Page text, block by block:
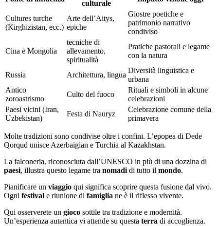
culturale
Cultures turche
(Kirghizistan, ecc.)
Arte dell’Aitys,
epiche
Giostre poetiche e
patrimonio narrativo
condiviso
Cina e Mongolia
tecniche di
allevamento,
spiritualità
Pratiche pastorali e legame
con la natura
Russia Architettura, lingua
Diversità linguistica e
urbana
Antico
zoroastrismo
Culto del fuoco
Rituali e simboli in alcune
celebrazioni
Paesi vicini (Iran,
Uzbekistan)
Festa di Nauryz
Celebrazione comune della
primavera
Molte tradizioni sono condivise oltre i confini. L’epopea di Dede
Qorqud unisce Azerbaigian e Turchia al Kazakhstan.
La falconeria, riconosciuta dall’UNESCO in più di una dozzina di
paesi, illustra questo legame tra nomadi di tutto il mondo.
Pianificare un viaggio qui significa scoprire questa fusione dal vivo.
Ogni festival e riunione di famiglia ne è il riflesso vivente.
Qui osserverete un gioco sottile tra tradizione e modernità.
Un’esperienza autentica vi attende su questa terra di accoglienza.